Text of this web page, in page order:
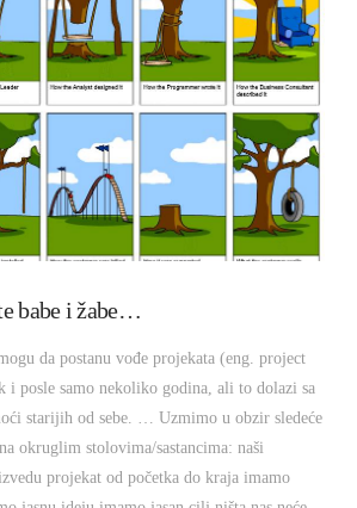
VIEW POST
babe i žabe…
da postanu vođe projekata (eng. project
i posle samo nekoliko godina, ali to dolazi sa
starijih od sebe. … Uzmimo u obzir sledeće
okruglim stolovima/sastancima: naši
projekat od početka do kraja imamo